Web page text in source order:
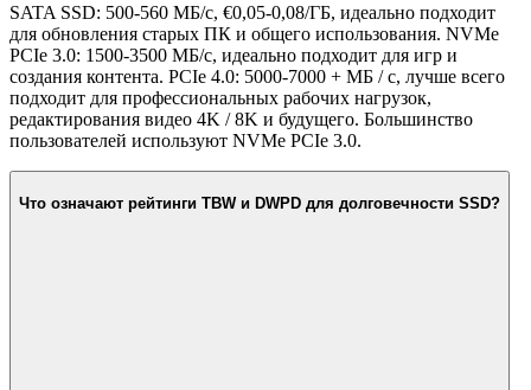
SATA SSD: 500-560 МБ/с, €0,05-0,08/ГБ, идеально подходит
для обновления старых ПК и общего использования. NVMe
PCIe 3.0: 1500-3500 МБ/с, идеально подходит для игр и
создания контента. PCIe 4.0: 5000-7000 + МБ / с, лучше всего
подходит для профессиональных рабочих нагрузок,
редактирования видео 4K / 8K и будущего. Большинство
пользователей используют NVMe PCIe 3.0.
Что означают рейтинги TBW и DWPD для долговечности SSD?